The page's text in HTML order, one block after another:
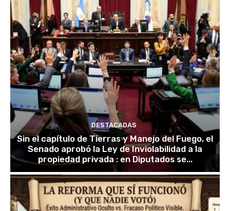
DESTACADAS
Sin el capítulo de Tierras y Manejo del Fuego, el
Senado aprobó la Ley de Inviolabilidad a la
propiedad privada : en Diputados se...